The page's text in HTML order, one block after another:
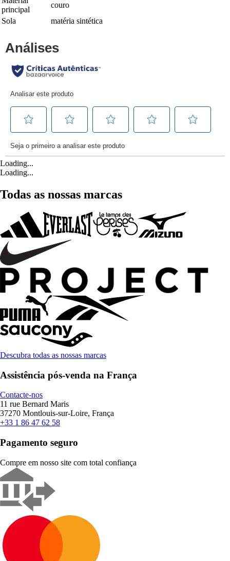
principal
couro
Sola
matéria sintética
Loading...
Loading...
Todas as nossas marcas
Descubra todas as nossas marcas
Assistência pós-venda na França
Contacte-nos
11 rue Bernard Maris
37270 Montlouis-sur-Loire, França
+33 1 86 47 62 58
Pagamento seguro
Compre em nosso site com total confiança